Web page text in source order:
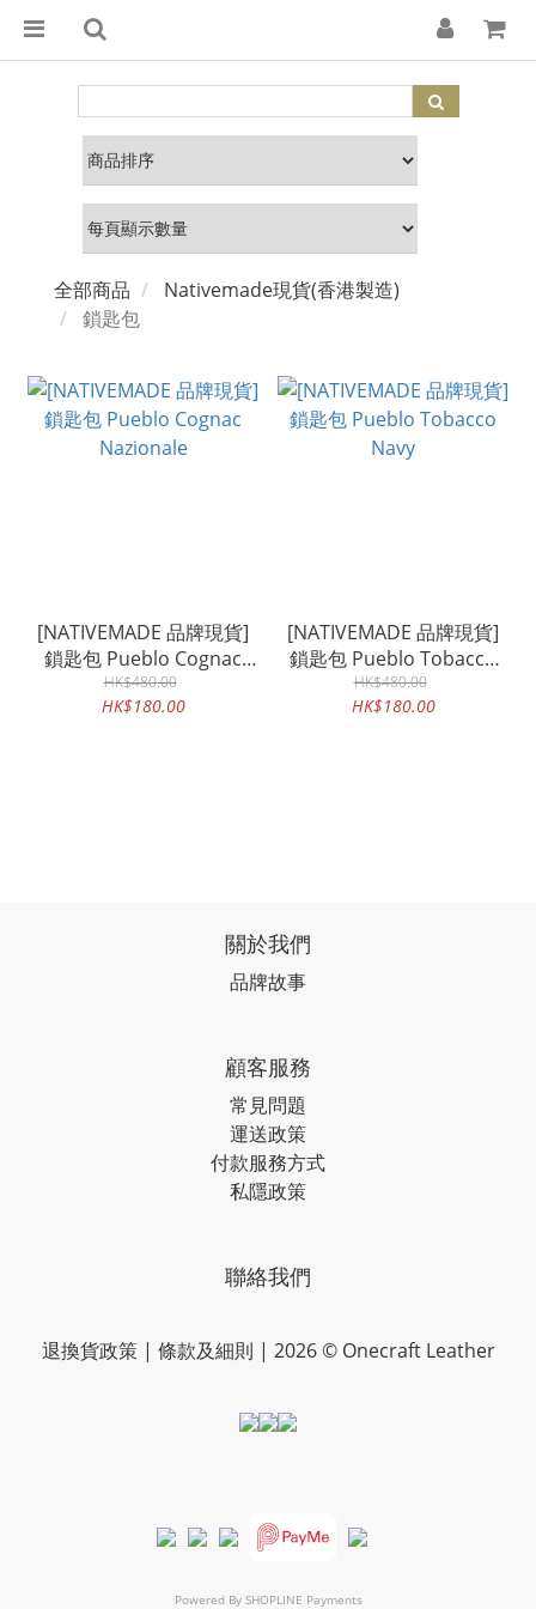
全部商品
Nativemade現貨(香港製造)
鎖匙包
[NATIVEMADE 品牌現貨]
鎖匙包 Pueblo Cognac
Nazionale
HK$480.00
HK$180.00
[NATIVEMADE 品牌現貨]
鎖匙包 Pueblo Tobacco
Navy
HK$480.00
HK$180.00
關於我們
品牌故事
顧客服務
常見問題
運送政策
付款服務方式
私隱政策
聯絡我們
退換貨政策| 條款及細則 | 2026 © Onecraft Leather
Powered By SHOPLINE Payments